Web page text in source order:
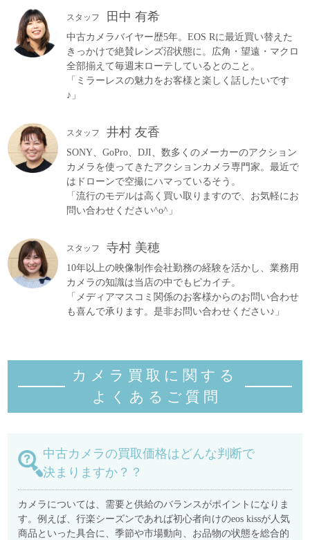
スタッフ 田中 有希
中古カメラバイヤー歴5年。EOS Rに最近買い替えた
きっかけで絶賛レンズ沼状態に。広角・望遠・マクロ
全部揃えて毎週末ローテしているとのこと。
「ミラーレスの魅力をお客様と楽しく話したいです
♪」
スタッフ 井村 友香
SONY、GoPro、DJI、数多くのメーカーのアクション
カメラを使ってきたアクションカメラ専門家。最近で
はドローンで空撮にハマっているそう。
「流行のモデルは高く買い取りますので、お気軽にお
問い合わせください^o^」
スタッフ 寺村 美穂
10年以上の映像制作会社勤務の経験を活かし、業務用
カメラの知識は当店の中でもピカイチ。
「メディアマスコミ関係のお客様からのお問い合わせ
も喜んで承ります。是非お問い合わせください♪」
カメラ買取に関する
よくあるご質 問
中古カメラの買取価格はどんな判断で
決まりますか？？
カメラについては、需要と供給のバランスがポイントになりま
す。例えば、行楽シーズンであれば初心者向けのeos kissが人気
商品といった具合に、季節や市場動向、お品物の状態を総合的